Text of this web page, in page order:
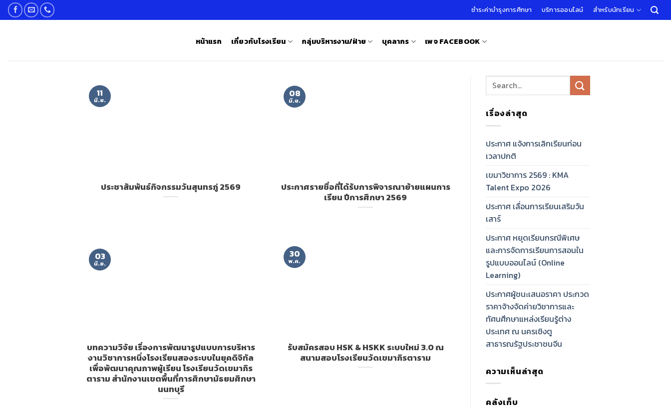
Skip
to
ชำระค่าบำรุงการศึกษา บริการออนไลน์ สำหรับนักเรียน
หน้าแรก เกี่ยวกับโรงเรียน กลุ่มบริหารงาน/ฝ่าย บุคลากร เพจ FACEBOOK
ประชาสัมพันธ์กิจกรรมวันสุนทรภู่ 2569
11
มิ.ย.
ประกาศรายชื่อที่ได้รับการพิจารณาย้ายแผนการ
เรียน ปีการศึกษา 2569
08
มิ.ย.
บทความวิจัย เรื่องการพัฒนารูปแบบการบริหาร
งานวิชาการหนึ่งโรงเรียนสองระบบในยุคดิจิทัล
เพื่อพัฒนาคุณภาพผู้เรียน โรงเรียนวัดเขมาภิร
ตาราม สำนักงานเขตพื้นที่การศึกษามัธยมศึกษา
นนทบุรี
03
มิ.ย.
รับสมัครสอบ HSK & HSKK ระบบใหม่ 3.0 ณ
สนามสอบโรงเรียนวัดเขมาภิรตาราม
30
พ.ค.
เรื่องล่าสุด
ประกาศ แจ้งการเลิกเรียนก่อน
เวลาปกติ
เขมาวิชาการ 2569 : KMA
Talent Expo 2026
ประกาศ เลื่อนการเรียนเสริมวัน
เสาร์
ประกาศ หยุดเรียนกรณีพิเศษ
และการจัดการเรียนการสอนใน
รูปแบบออนไลน์ (Online
Learning)
ประกาศผู้ชนะเสนอราคา ประกวด
ราคาจ้างจัดค่ายวิชาการและ
ทัศนศึกษาแหล่งเรียนรู้ต่าง
ประเทศ ณ นครเชิงตู
สาธารณรัฐประชาชนจีน
ความเห็นล่าสุด
คลังเก็บ